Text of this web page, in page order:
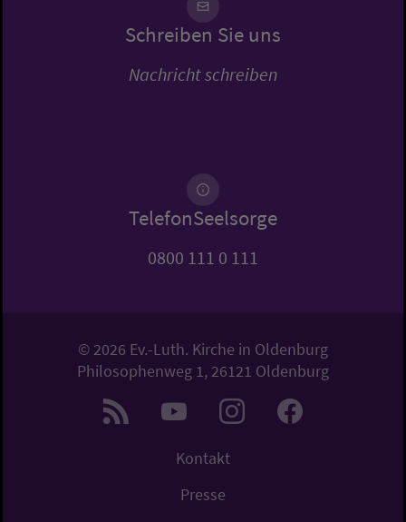
Schreiben Sie uns
Nachricht schreiben
TelefonSeelsorge
0800 111 0 111
© 2026 Ev.-Luth. Kirche in Oldenburg
Philosophenweg 1, 26121 Oldenburg
Kontakt
Presse